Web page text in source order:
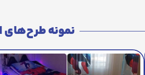
نمونه طرح‌های